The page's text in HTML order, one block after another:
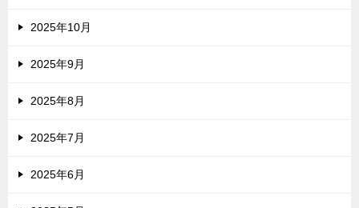
2025年10月
2025年9月
2025年8月
2025年7月
2025年6月